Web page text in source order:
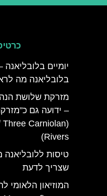
בלובליאנה מה
מזרקת שלושת
– ידועה גם
Three Carniolan
Rivers)
טיסות
שצריך לדעת
המוזיאון הלאומי